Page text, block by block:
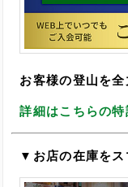
お客様の登山を全
詳細はこちらの特
▼お店の在庫を